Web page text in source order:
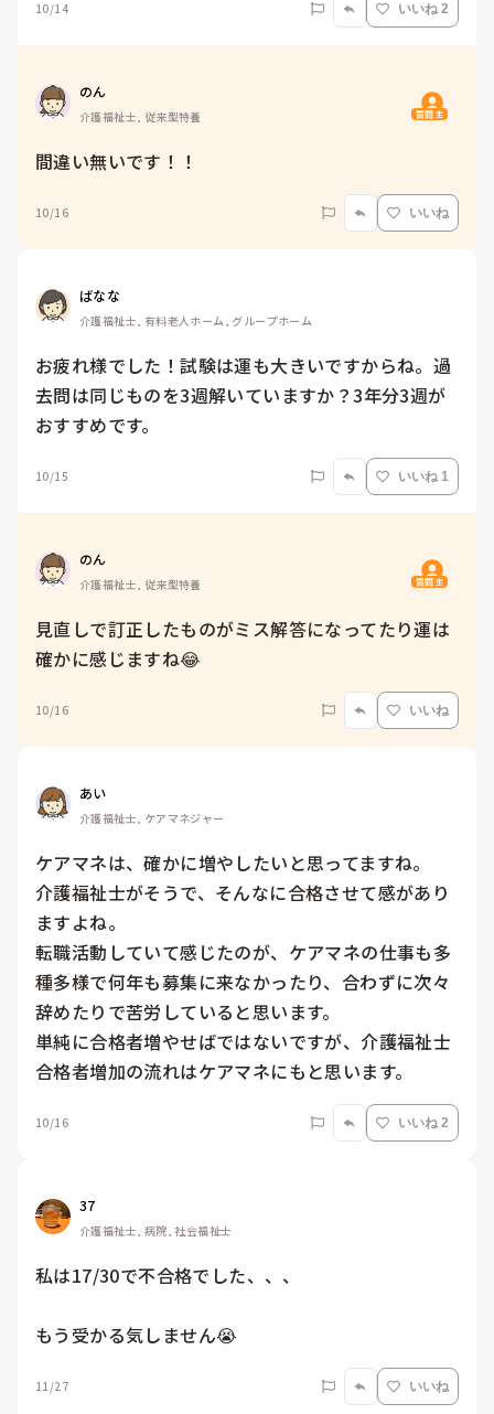
10/14 いいね 2
のん
介護福祉士, 従来型特養 質問主
間違い無いです！！
10/16 いいね
ばなな
介護福祉士, 有料老人ホーム, グループホーム
お疲れ様でした！試験は運も大きいですからね。過
去問は同じものを3週解いていますか？3年分3週が
おすすめです。
10/15 いいね 1
のん
介護福祉士, 従来型特養 質問主
見直しで訂正したものがミス解答になってたり運は
確かに感じますね😂
10/16 いいね
あい
介護福祉士, ケアマネジャー
ケアマネは、確かに増やしたいと思ってますね。
介護福祉士がそうで、そんなに合格させて感があり
ますよね。
転職活動していて感じたのが、ケアマネの仕事も多
種多様で何年も募集に来なかったり、合わずに次々
辞めたりで苦労していると思います。
単純に合格者増やせばではないですが、介護福祉士
合格者増加の流れはケアマネにもと思います。
10/16 いいね 2
37
介護福祉士, 病院, 社会福祉士
私は17/30で不合格でした、、、
もう受かる気しません😭
11/27 いいね